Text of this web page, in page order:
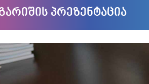
პრეზენტაცია